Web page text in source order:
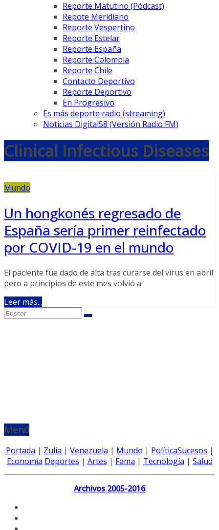
Reporte Matutino (Pódcast)
Repote Meridiano
Reporte Vespertino
Reporte Estelar
Reporte España
Reporte Colombia
Reporte Chile
Contacto Deportivo
Reporte Deportivo
En Progresivo
Es más deporte radio (streaming)
Noticias Digital58 (Versión Radio FM)
Clinical Infectious Diseases
Mundo
Un hongkonés regresado de
España sería primer reinfectado
por COVID-19 en el mundo
El paciente fue dado de alta tras curarse del virus en abril
pero a principios de este mes volvió a
Leer más...
Menú
Portada | Zulia | Venezuela | Mundo | PolíticaSucesos |
Economía Deportes | Artes | Fama | Tecnología | Salud
Archivos 2005-2016